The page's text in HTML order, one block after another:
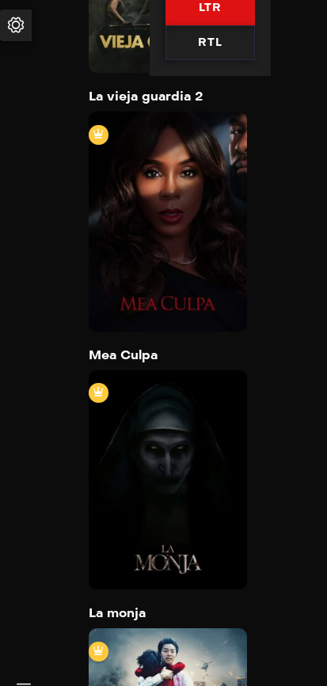
Trailer
La vieja guardia 2
Mea Culpa
2024 120 min
Mea Culpa
La monja
Trailer
La monja
LTR
RTL